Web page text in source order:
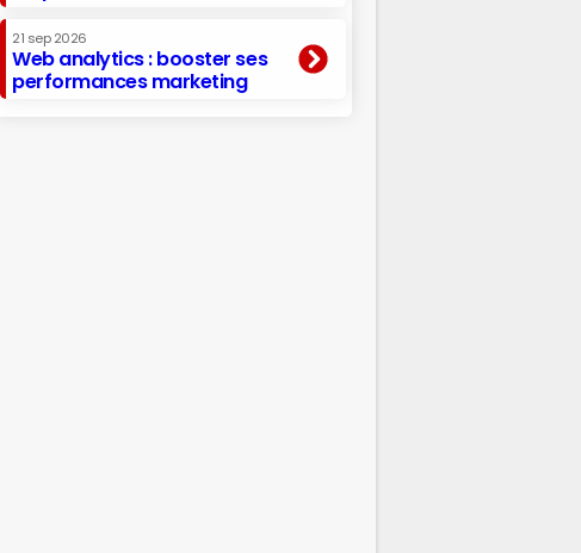
21 sep 2026
Web analytics : booster ses
performances marketing